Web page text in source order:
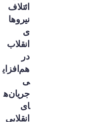
ائتلاف
نیروها
ی
انقلاب
در
هم‌افزای
ی
جریان‌ه
ای
انقلابی